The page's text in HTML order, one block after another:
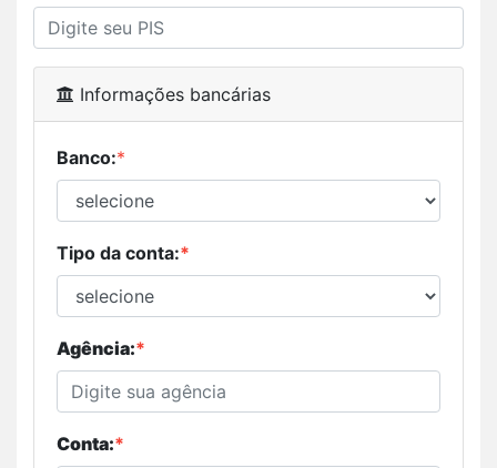
Informações bancárias
Banco:*
Tipo da conta:*
Agência:*
Conta:*